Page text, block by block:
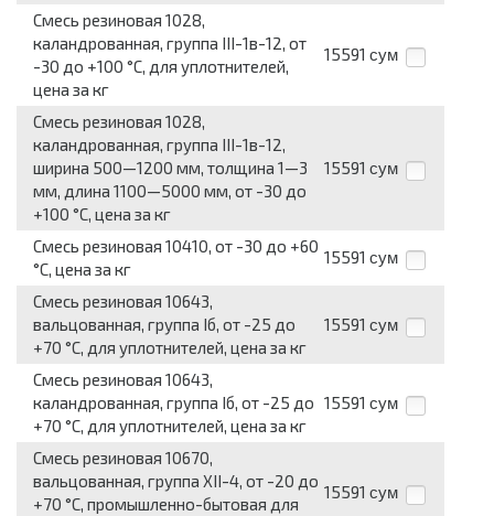
Смесь резиновая 1028,
каландрованная, группа III-1в-12, от
-30 до +100 °C, для уплотнителей,
цена за кг
15591 сум
Смесь резиновая 1028,
каландрованная, группа III-1в-12,
ширина 500—1200 мм, толщина 1—3
мм, длина 1100—5000 мм, от -30 до
+100 °C, цена за кг
15591 сум
Смесь резиновая 10410, от -30 до +60
°C, цена за кг
15591 сум
Смесь резиновая 10643,
вальцованная, группа Iб, от -25 до
+70 °C, для уплотнителей, цена за кг
15591 сум
Смесь резиновая 10643,
каландрованная, группа Iб, от -25 до
+70 °C, для уплотнителей, цена за кг
15591 сум
Смесь резиновая 10670,
вальцованная, группа ХII-4, от -20 до
+70 °C, промышленно-бытовая для
15591 сум